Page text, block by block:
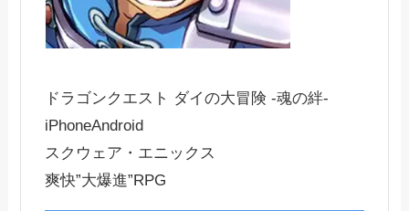
ドラゴンクエスト ダイの大冒険 -魂の絆-
iPhoneAndroid
スクウェア・エニックス
爽快”大爆進”RPG